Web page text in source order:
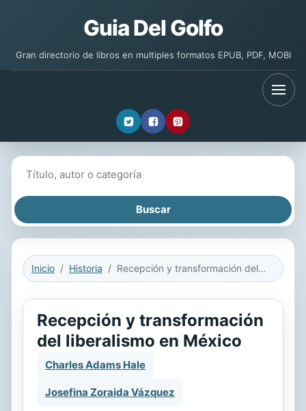
Guia Del Golfo
Gran directorio de libros en multiples formatos EPUB, PDF, MOBI
Inicio Historia Recepción y transformación del liberalismo en México
Recepción y transformación
del liberalismo en México
Charles Adams Hale
Josefina Zoraida Vázquez